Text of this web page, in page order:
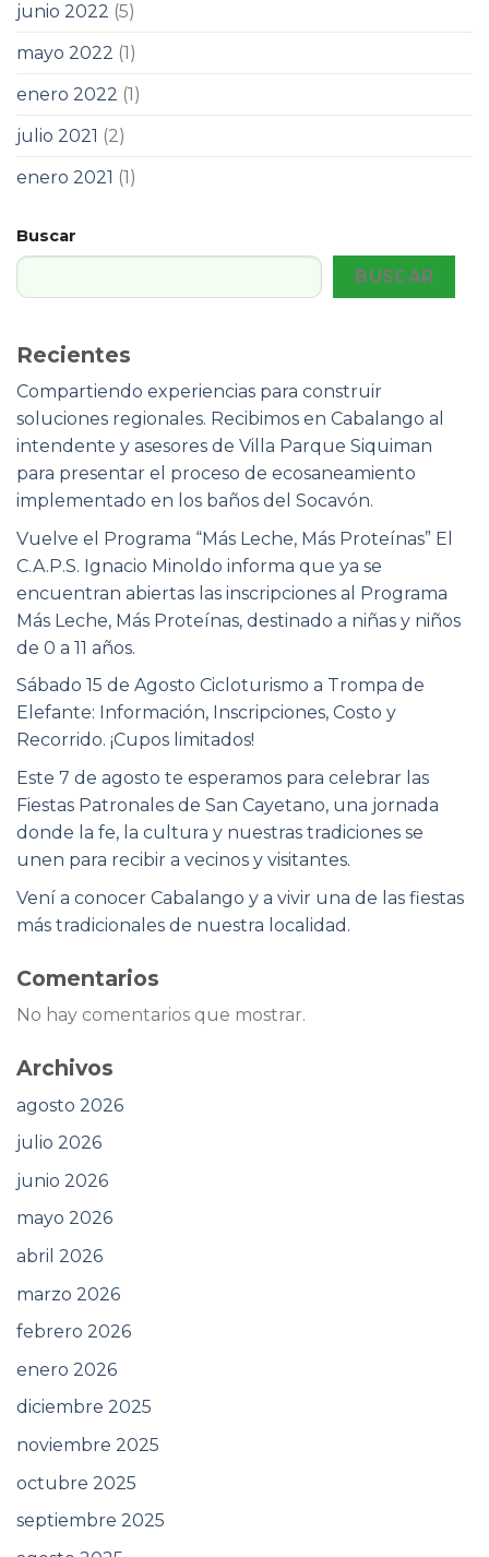
junio 2022 (5)
mayo 2022 (1)
enero 2022 (1)
julio 2021 (2)
enero 2021 (1)
Buscar
BUSCAR
Recientes
Compartiendo experiencias para construir
soluciones regionales. Recibimos en Cabalango al
intendente y asesores de Villa Parque Siquiman
para presentar el proceso de ecosaneamiento
implementado en los baños del Socavón.
Vuelve el Programa “Más Leche, Más Proteínas” El
C.A.P.S. Ignacio Minoldo informa que ya se
encuentran abiertas las inscripciones al Programa
Más Leche, Más Proteínas, destinado a niñas y niños
de 0 a 11 años.
Sábado 15 de Agosto Cicloturismo a Trompa de
Elefante: Información, Inscripciones, Costo y
Recorrido. ¡Cupos limitados!
Este 7 de agosto te esperamos para celebrar las
Fiestas Patronales de San Cayetano, una jornada
donde la fe, la cultura y nuestras tradiciones se
unen para recibir a vecinos y visitantes.
Vení a conocer Cabalango y a vivir una de las fiestas
más tradicionales de nuestra localidad.
Comentarios
No hay comentarios que mostrar.
Archivos
agosto 2026
julio 2026
junio 2026
mayo 2026
abril 2026
marzo 2026
febrero 2026
enero 2026
diciembre 2025
noviembre 2025
octubre 2025
septiembre 2025